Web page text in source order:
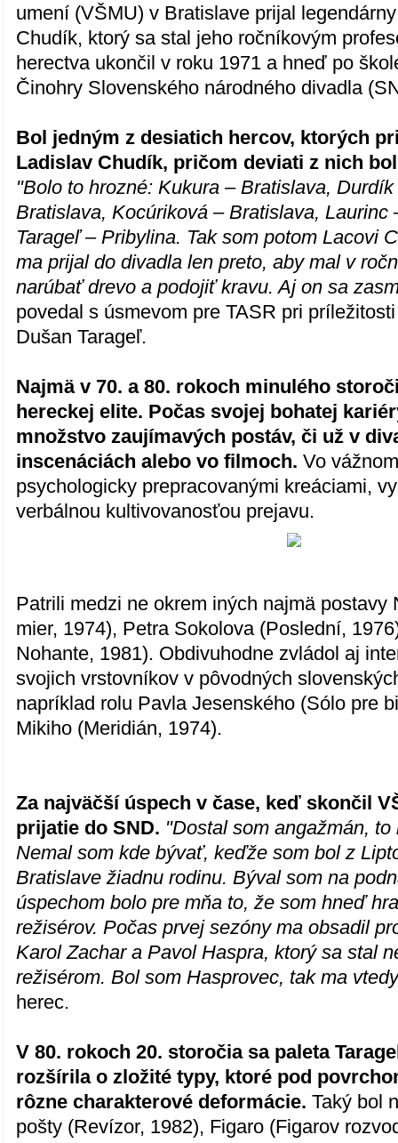
umení (VŠMU) v Bratislave prijal
Chudík, ktorý sa stal jeho ročníkovým
herectva ukončil v roku 1971 a hneď po
Činohry Slovenského národného divadla
Bol jedným z desiatich hercov, ktorých
Ladislav Chudík, pričom deviati z nich
"Bolo to hrozné: Kukura – Bratislava,
Bratislava, Kocúriková – Bratislava, Laurinc
Tarageľ – Pribylina. Tak som potom Lacovi
ma prijal do divadla len preto, aby mal v
narúbať drevo a podojiť kravu. Aj on sa
povedal s úsmevom pre TASR pri
Dušan Tarageľ.
Najmä v 70. a 80. rokoch minulého
hereckej elite. Počas svojej bohatej
množstvo zaujímavých postáv, či už v
inscenáciách alebo vo filmoch. Vo
psychologicky prepracovanými kreáciami,
verbálnou kultivovanosťou prejavu.
Patrili medzi ne okrem iných najmä postavy
mier, 1974), Petra Sokolova (Poslední,
Nohante, 1981). Obdivuhodne zvládol aj
svojich vrstovníkov v pôvodných
napríklad rolu Pavla Jesenského (Sólo pre
Mikiho (Meridián, 1974).
Za najväčší úspech v čase, keď skončil
prijatie do SND. "Dostal som angažmán,
Nemal som kde bývať, keďže som bol z
Bratislave žiadnu rodinu. Býval som na
úspechom bolo pre mňa to, že som hneď
režisérov. Počas prvej sezóny ma obsadil
Karol Zachar a Pavol Haspra, ktorý sa stal
režisérom. Bol som Hasprovec, tak ma
herec.
V 80. rokoch 20. storočia sa paleta
rozšírila o zložité typy, ktoré pod
rôzne charakterové deformácie. Taký bol
pošty (Revízor, 1982), Figaro (Figarov